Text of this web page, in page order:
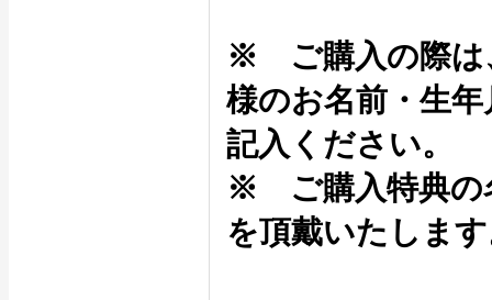
※ ご購入の際は
様のお名前・生
記入ください。
※ ご購入特典の
を頂戴いたしま